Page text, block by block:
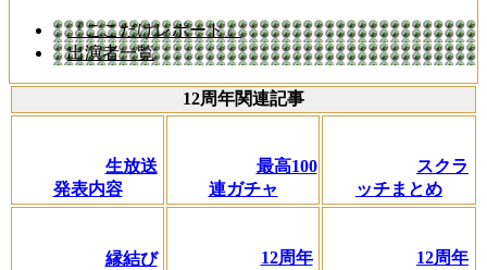
『ここだけレポート』
出演者一覧
12周年関連記事
生放送
発表内容
最高100
連ガチャ
スクラ
ッチまとめ
縁結び
12周年
12周年